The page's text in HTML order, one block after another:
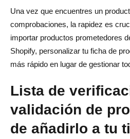
Una vez que encuentres un
comprobaciones, la rapidez es
importar productos prometedores
Shopify, personalizar tu ficha de
más rápido en lugar de gestionar
Lista de
validación de
de añadirlo a tu